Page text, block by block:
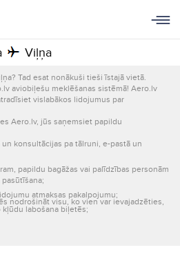
Viļņa
Tad esat nonākuši tieši īstajā vietā.
aviobiļešu meklēšanas sistēmā! Aero.lv
vislabākos lidojumus par
Aero.lv, jūs saņemsiet papildu
konsultācijas pa tālruni, e-pastā un
papildu bagāžas vai palīdzības personām
atmaksas pakalpojumu;
labošana biļetēs;
e-pastā un ar īsziņām.
nodrošināt visu, ko vien var ievajadzēties,